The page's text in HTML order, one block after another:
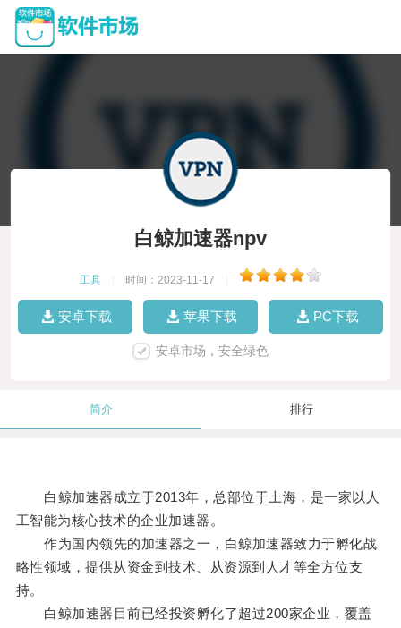
白鲸加速器npv
工具 时间：2023-11-17
安卓下载 苹果下载 PC下载
安卓市场，安全绿色
简介 排行
白鲸加速器成立于2013年，总部位于上海，是一家以人
工智能为核心技术的企业加速器。
作为国内领先的加速器之一，白鲸加速器致力于孵化战
略性领域，提供从资金到技术、从资源到人才等全方位支
持。
白鲸加速器目前已经投资孵化了超过200家企业，覆盖